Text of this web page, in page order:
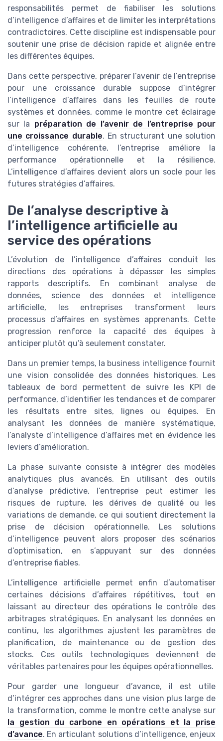
responsabilités permet de fiabiliser les solutions
d’intelligence d’affaires et de limiter les interprétations
contradictoires. Cette discipline est indispensable pour
soutenir une prise de décision rapide et alignée entre
les différentes équipes.
Dans cette perspective, préparer l’avenir de l’entreprise
pour une croissance durable suppose d’intégrer
l’intelligence d’affaires dans les feuilles de route
systèmes et données, comme le montre cet éclairage
sur la préparation de l’avenir de l’entreprise pour
une croissance durable. En structurant une solution
d’intelligence cohérente, l’entreprise améliore la
performance opérationnelle et la résilience.
L’intelligence d’affaires devient alors un socle pour les
futures stratégies d’affaires.
De l’analyse descriptive à
l’intelligence artificielle au
service des opérations
L’évolution de l’intelligence d’affaires conduit les
directions des opérations à dépasser les simples
rapports descriptifs. En combinant analyse de
données, science des données et intelligence
artificielle, les entreprises transforment leurs
processus d’affaires en systèmes apprenants. Cette
progression renforce la capacité des équipes à
anticiper plutôt qu’à seulement constater.
Dans un premier temps, la business intelligence fournit
une vision consolidée des données historiques. Les
tableaux de bord permettent de suivre les KPI de
performance, d’identifier les tendances et de comparer
les résultats entre sites, lignes ou équipes. En
analysant les données de manière systématique,
l’analyste d’intelligence d’affaires met en évidence les
leviers d’amélioration.
La phase suivante consiste à intégrer des modèles
analytiques plus avancés. En utilisant des outils
d’analyse prédictive, l’entreprise peut estimer les
risques de rupture, les dérives de qualité ou les
variations de demande, ce qui soutient directement la
prise de décision opérationnelle. Les solutions
d’intelligence peuvent alors proposer des scénarios
d’optimisation, en s’appuyant sur des données
d’entreprise fiables.
L’intelligence artificielle permet enfin d’automatiser
certaines décisions d’affaires répétitives, tout en
laissant au directeur des opérations le contrôle des
arbitrages stratégiques. En analysant les données en
continu, les algorithmes ajustent les paramètres de
planification, de maintenance ou de gestion des
stocks. Ces outils technologiques deviennent de
véritables partenaires pour les équipes opérationnelles.
Pour garder une longueur d’avance, il est utile
d’intégrer ces approches dans une vision plus large de
la transformation, comme le montre cette analyse sur
la gestion du carbone en opérations et la prise
d’avance. En articulant solutions d’intelligence, enjeux